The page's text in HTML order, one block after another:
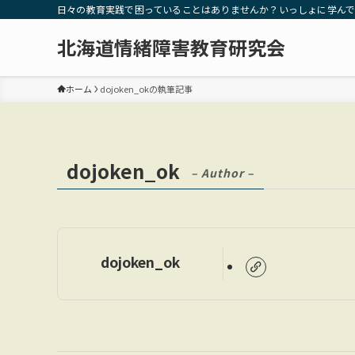
日々の教育実践で困っていることはありませんか？いっしょに学ん
北海道情緒障害教育研究会
ホーム dojoken_okの執筆記事
dojoken_ok – Author –
dojoken_ok